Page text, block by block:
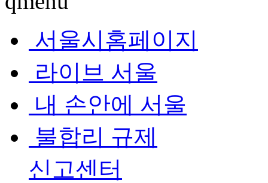
서울시홈페이지
라이브 서울
내 손안에 서울
불합리 규제
신고센터